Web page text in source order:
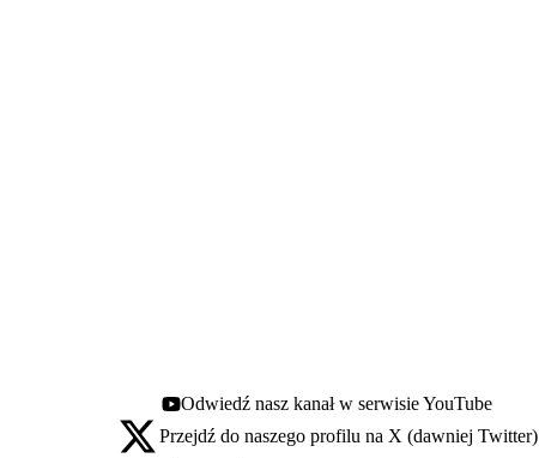
Youtube - otwiera się w nowej karcie
Odwiedź nasz kanał w serwisie YouTube
X - otwiera się w nowej karcie
Przejdź do naszego profilu na X (dawniej Twitter)